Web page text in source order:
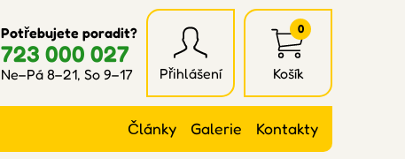
Potřebujete poradit?
723 000 027
Ne–Pá 8–21, So 9–17 Přihlášení
0
Košík
Články Galerie Kontakty